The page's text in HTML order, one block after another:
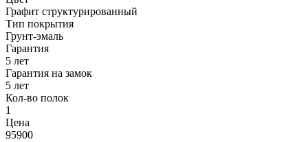
Графит структурированный
Тип покрытия
Грунт-эмаль
Гарантия
5 лет
Гарантия на замок
5 лет
Кол-во полок
1
Цена
95900